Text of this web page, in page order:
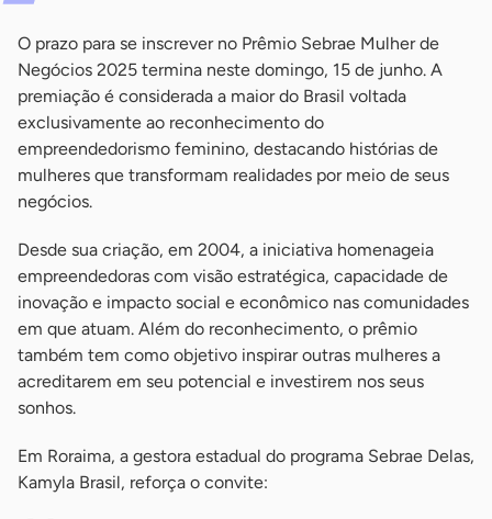
O prazo para se inscrever no Prêmio Sebrae Mulher de
Negócios 2025 termina neste domingo, 15 de junho. A
premiação é considerada a maior do Brasil voltada
exclusivamente ao reconhecimento do
empreendedorismo feminino, destacando histórias de
mulheres que transformam realidades por meio de seus
negócios.
Desde sua criação, em 2004, a iniciativa homenageia
empreendedoras com visão estratégica, capacidade de
inovação e impacto social e econômico nas comunidades
em que atuam. Além do reconhecimento, o prêmio
também tem como objetivo inspirar outras mulheres a
acreditarem em seu potencial e investirem nos seus
sonhos.
Em Roraima, a gestora estadual do programa Sebrae Delas,
Kamyla Brasil, reforça o convite: